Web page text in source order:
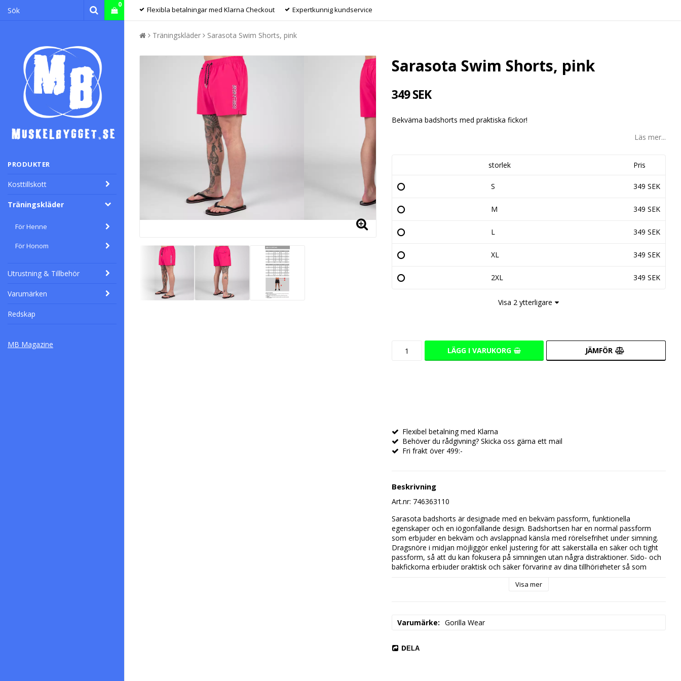
Flexibla betalningar med Klarna Checkout Expertkunnig kundservice
0
PRODUKTER
Kosttillskott
Träningskläder
För Henne
För Honom
Utrustning & Tillbehör
Varumärken
Redskap
MB Magazine
Träningskläder Sarasota Swim Shorts, pink
Sarasota Swim Shorts, pink
349 SEK
Bekväma badshorts med praktiska fickor!
Läs mer...
storlek Pris
S 349 SEK
M 349 SEK
L 349 SEK
XL 349 SEK
2XL 349 SEK
Visa 2 ytterligare
LÄGG I VARUKORG JÄMFÖR
Flexibel betalning med Klarna
Behöver du rådgivning? Skicka oss gärna ett mail
Fri frakt över 499:-
Beskrivning
Art.nr: 746363110
Sarasota badshorts är designade med en bekväm passform, funktionella
egenskaper och en iögonfallande design. Badshortsen har en normal passform
som erbjuder en bekväm och avslappnad känsla med rörelsefrihet under simning.
Dragsnöre i midjan möjliggör enkel justering för att säkerställa en säker och tight
passform, så att du kan fokusera på simningen utan några distraktioner. Sido- och
bakfickorna erbjuder praktisk och säker förvaring av dina tillhörigheter så som
kommer du att göra ett avtryck vart du än går. Finns i färgerna svart, blå och
Sido- och bakfickor
Utmärkande design
Snabbtorkande tyg
Visa mer
Varumärke Gorilla Wear
DELA